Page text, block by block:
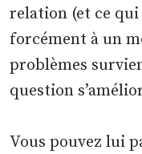
relation (et ce qui
forcément à un
problèmes
question
Vous pouvez lui